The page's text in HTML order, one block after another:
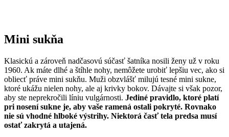
Mini sukňa
Klasickú a zároveň nadčasovú súčasť šatníka nosili ženy už v roku
1960. Ak máte dlhé a štíhle nohy, nemôžete urobiť lepšiu vec, ako si
obliecť práve mini sukňu. Muži obzvlášť milujú tesné mini sukne,
ktoré ukážu nielen nohy, ale aj krivky bokov. Dávajte si však pozor,
aby ste neprekročili líniu vulgárnosti. Jediné pravidlo, ktoré platí
pri nosení sukne je, aby vaše ramená ostali pokryté. Rovnako
nie sú vhodné hlboké výstrihy. Niektorá časť tela predsa musí
ostať zakrytá a utajená.